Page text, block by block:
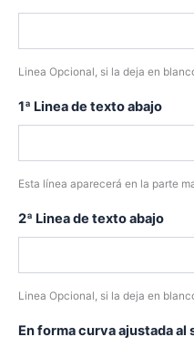
Linea Opcional, si la deja en
1ª Linea de texto abajo
Esta línea aparecerá en la parte
2ª Linea de texto abajo
Linea Opcional, si la deja en
En forma curva ajustada al